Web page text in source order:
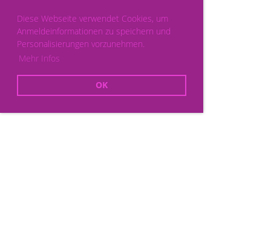
Diese Webseite verwendet Cookies, um
Anmeldeinformationen zu speichern und
Personalisierungen vorzunehmen.
Mehr Infos
OK